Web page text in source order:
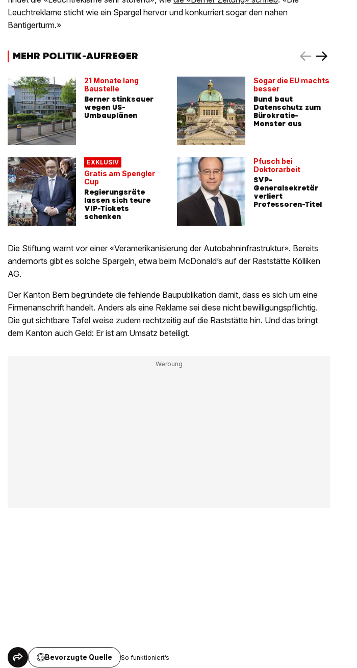
Leuchtreklame sticht wie ein Spargel hervor und konkurriert sogar den nahen
Bantigerturm.»
MEHR POLITIK-AUFREGER
21 Monate lang
Baustelle
Berner stinksauer
wegen US-
Umbauplänen
EXKLUSIV
Gratis am Spengler
Cup
Regierungsräte
lassen sich teure
VIP-Tickets
schenken
Sogar die EU machts
besser
Bund baut
Datenschutz zum
Bürokratie-
Monster aus
Pfusch bei
Doktorarbeit
SVP-
Generalsekretär
verliert
Professoren-Titel
Die Stiftung warnt vor einer «Veramerikanisierung der Autobahninfrastruktur». Bereits
andernorts gibt es solche Spargeln, etwa beim McDonald’s auf der Raststätte Kölliken
AG.
Der Kanton Bern begründete die fehlende Baupublikation damit, dass es sich um eine
Firmenanschrift handelt. Anders als eine Reklame sei diese nicht bewilligungspflichtig.
Die gut sichtbare Tafel weise zudem rechtzeitig auf die Raststätte hin. Und das bringt
dem Kanton auch Geld: Er ist am Umsatz beteiligt.
Bevorzugte Quelle So funktioniert’s